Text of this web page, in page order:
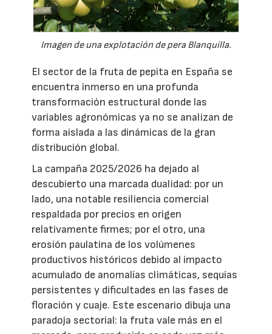
Imagen de una explotación de pera Blanquilla.
El sector de la fruta de pepita en España se
encuentra inmerso en una profunda
transformación estructural donde las
variables agronómicas ya no se analizan de
forma aislada a las dinámicas de la gran
distribución global.
La campaña 2025/2026 ha dejado al
descubierto una marcada dualidad: por un
lado, una notable resiliencia comercial
respaldada por precios en origen
relativamente firmes; por el otro, una
erosión paulatina de los volúmenes
productivos históricos debido al impacto
acumulado de anomalías climáticas, sequías
persistentes y dificultades en las fases de
floración y cuaje. Este escenario dibuja una
paradoja sectorial: la fruta vale más en el